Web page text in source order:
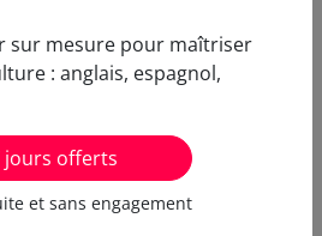
aller plus loin...
de faute d'orthographe sur
sur mesure pour maîtriser
: anglais, espagnol,
jours offerts
et sans engagement